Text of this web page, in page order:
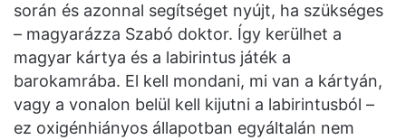
során és azonnal segítséget nyújt, ha szükséges
– magyarázza Szabó doktor. Így kerülhet a
magyar kártya és a labirintus játék a
barokamrába. El kell mondani, mi van a kártyán,
vagy a vonalon belül kell kijutni a labirintusból –
ez oxigénhiányos állapotban egyáltalán nem